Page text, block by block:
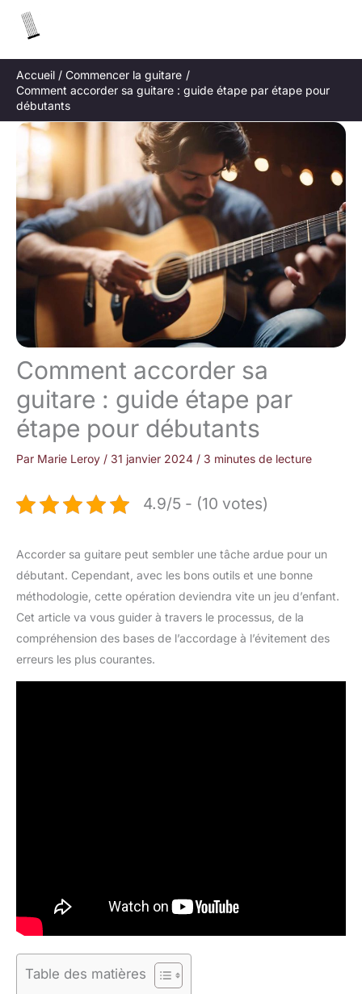
Accueil
Commencer la guitare
Comment accorder sa guitare : guide étape par étape pour
débutants
Comment accorder sa
guitare : guide étape par
étape pour débutants
Par Marie Leroy / 31 janvier 2024 / 3 minutes de lecture
4.9/5 - (10 votes)
Accorder sa guitare peut sembler une tâche ardue pour un
débutant. Cependant, avec les bons outils et une bonne
méthodologie, cette opération deviendra vite un jeu d’enfant.
Cet article va vous guider à travers le processus, de la
compréhension des bases de l’accordage à l’évitement des
erreurs les plus courantes.
Table des matières
h
e
r
h
r